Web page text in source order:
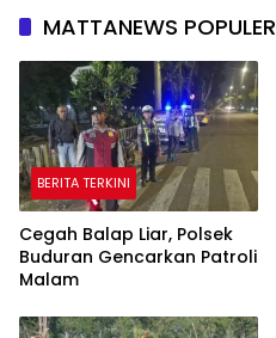
MATTANEWS POPULER
BERITA TERKINI
Cegah Balap Liar, Polsek
Buduran Gencarkan Patroli
Malam